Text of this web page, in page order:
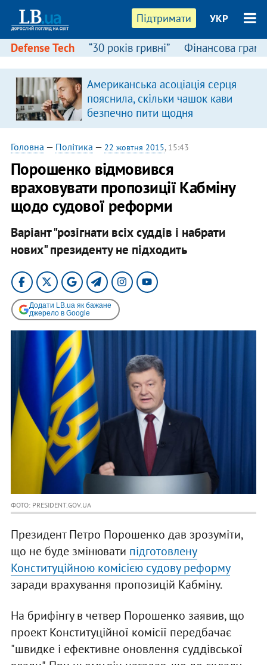
Підтримати УКР
Defense Tech “30 років гривні” Фінансова
Американська асоціація серця
пояснила, скільки чашок кави
безпечно пити щодня
Головна — Політика — 22 жовтня 2015, 15:43
Порошенко відмовився
враховувати пропозиції Кабміну
щодо судової реформи
Варіант "розігнати всіх суддів і набрати
нових" президенту не підходить
Додати LB.ua як бажане
джерело в Google
ФОТО: PRESIDENT.GOV.UA
Президент Петро Порошенко дав зрозуміти,
що не буде змінювати підготовлену
Конституційною комісією судову реформу
заради врахування пропозицій Кабміну.
На брифінгу в четвер Порошенко заявив, що
проект Конституційної комісії передбачає
"швидке і ефективне оновлення суддівської